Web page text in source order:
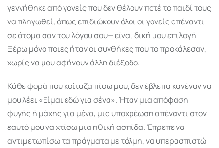
γεννήθηκε από γονείς που δεν θέλουν ποτέ το παιδί τους
να πληγωθεί, όπως επιδιώκουν όλοι οι γονείς απέναντι
σε άτομα σαν του λόγου σου— είναι δική μου επιλογή.
Ξέρω μόνο ποιες ήταν οι συνθήκες που το προκάλεσαν,
χωρίς να μου αφήνουν άλλη διέξοδο.
Κάθε φορά που κοίταζα πίσω μου, δεν έβλεπα κανέναν να
μου λέει «Είμαι εδώ για σένα». Ήταν μια απόφαση
φυγής ή μάχης για μένα, μια υποχρέωση απέναντι στον
εαυτό μου να χτίσω μια ηθική ασπίδα. Έπρεπε να
αντιμετωπίσω τα πράγματα με τόλμη, να υπερασπιστώ